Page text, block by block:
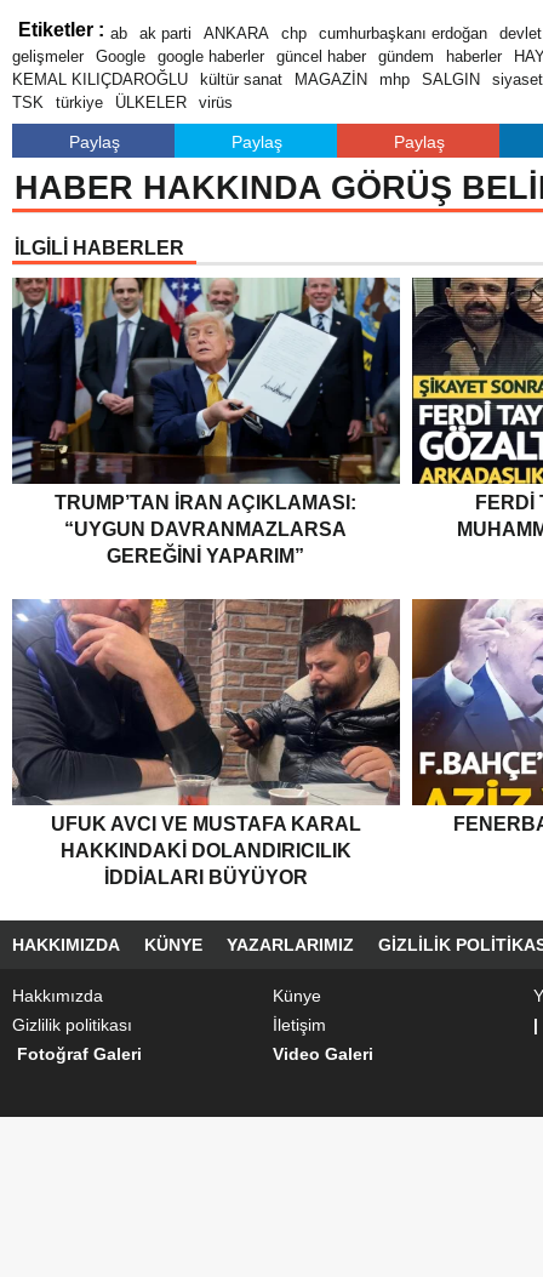
Etiketler : ab ak parti ANKARA chp cumhurbaşkanı erdoğan
gelişmeler
Google google haberler güncel haber gündem haberler
KEMAL KILIÇDAROĞLU
kültür sanat MAGAZİN mhp SALGIN
siyaset
TSK
türkiye ÜLKELER virüs
Paylaş Paylaş Paylaş
HABER HAKKINDA GÖRÜŞ
İLGİLİ HABERLER
TRUMP’TAN İRAN AÇIKLAMASI:
“UYGUN DAVRANMAZLARSA
GEREĞINI YAPARIM”
FERDI
UFUK AVCI VE MUSTAFA KARAL
HAKKINDAKI DOLANDIRICILIK
İDDIALARI BÜYÜYOR
HAKKIMIZDA KÜNYE YAZARLARIMIZ GIZLILIK
Hakkımızda Künye
Gizlilik politikası
İletişim
|
Fotoğraf Galeri
Video Galeri